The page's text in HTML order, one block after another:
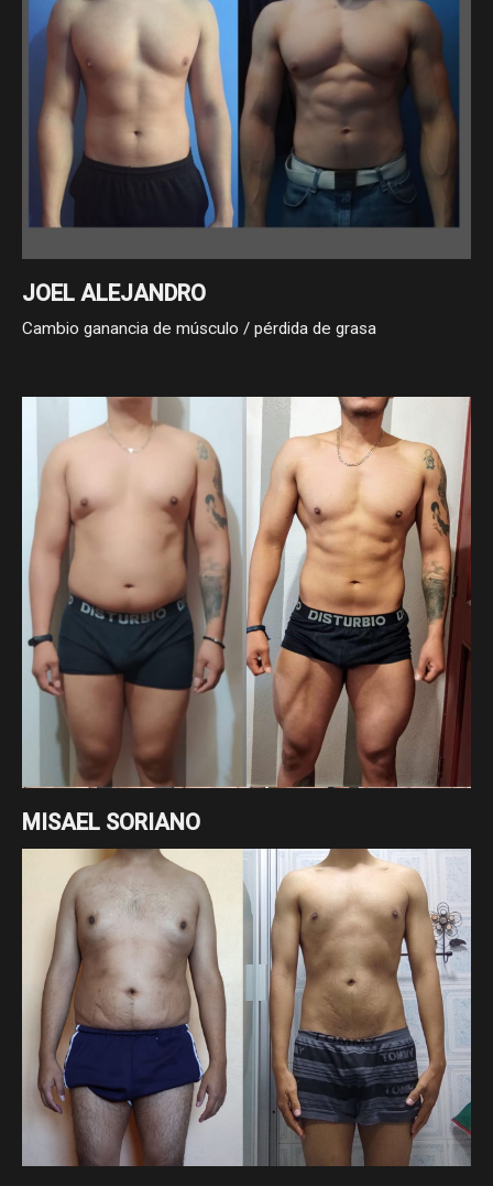
En 20 meses, Luis Fernando bajó de 79.8 a 71.9 kg y redujo
su cintura de 99 a 78.5 cm. Son casi 8 kg y más de 20 cm
menos, logrados con constancia y disciplina en su proceso.
JOEL ALEJANDRO
Cambio ganancia de músculo / pérdida de grasa
MISAEL SORIANO
Cambio enfocado a recomposición corporal